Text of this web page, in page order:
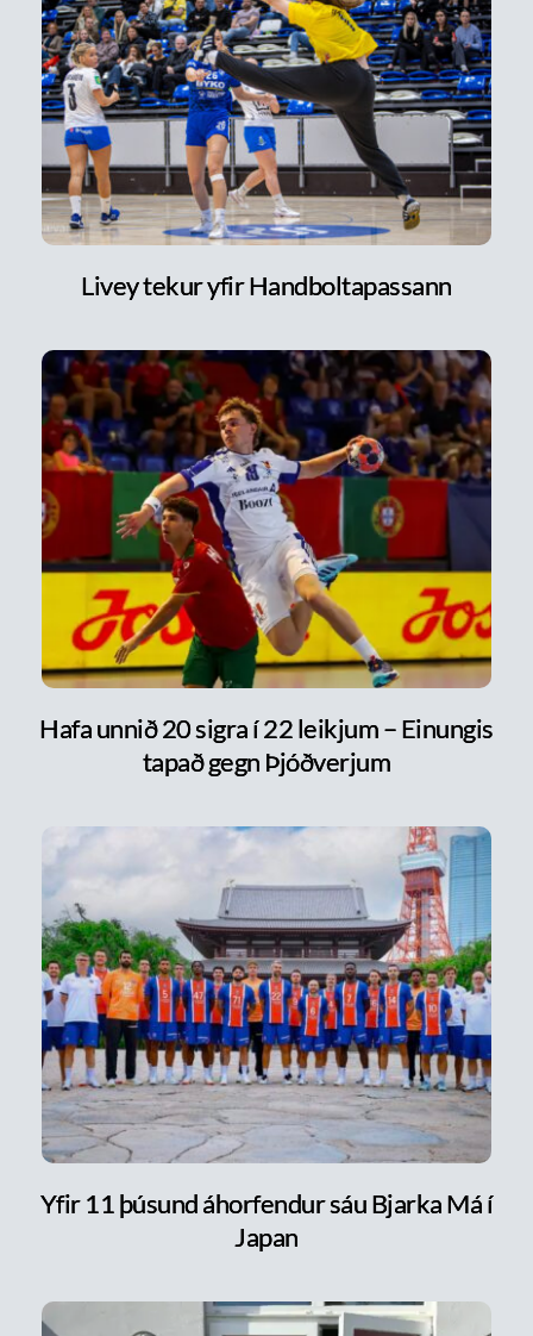
Livey tekur yfir Handboltapassann
Hafa unnið 20 sigra í 22 leikjum – Einungis
tapað gegn Þjóðverjum
Yfir 11 þúsund áhorfendur sáu Bjarka Má í
Japan